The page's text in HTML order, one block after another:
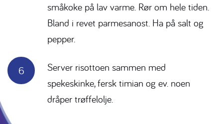
småkoke på lav varme. Rør om hele tiden.
Bland i revet parmesanost. Ha på salt og
pepper.
Server risottoen sammen med
spekeskinke, fersk timian og ev. noen
dråper trøffelolje.